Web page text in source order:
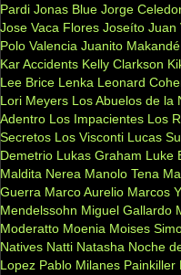
Pardi Jonas Blue Jorge
Jose Vaca Flores Joseíto Juan
Polo Valencia Juanito Makandé
Kar Accidents Kelly Clarkson
Lee Brice Lenka Leonard
Lori Meyers Los Abuelos de la
Adentro Los Impacientes Los
Secretos Los Visconti Lucas
Demetrio Lukas Graham Luke
Maldita Nerea Manolo Tena
Guerra Marco Aurelio Marcos
Mendelssohn Miguel Gallardo
Moderatto Moenia Moises
Natives Natti Natasha Noche
Lopez Pablo Milanes Painkiller